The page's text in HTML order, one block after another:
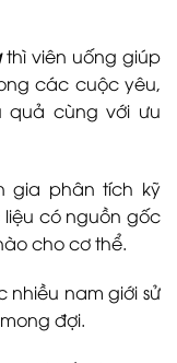
thì viên uống giúp
các cuộc yêu,
quả cùng với ưu
gia phân tích kỹ
có nguồn gốc
cho cơ thể.
nam giới sử
đợi.